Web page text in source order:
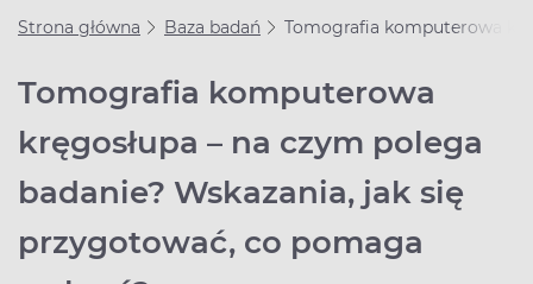
Strona główna Baza badań Tomografia komputerowa
Tomografia komputerowa
kręgosłupa – na czym polega
badanie? Wskazania, jak się
przygotować, co pomaga